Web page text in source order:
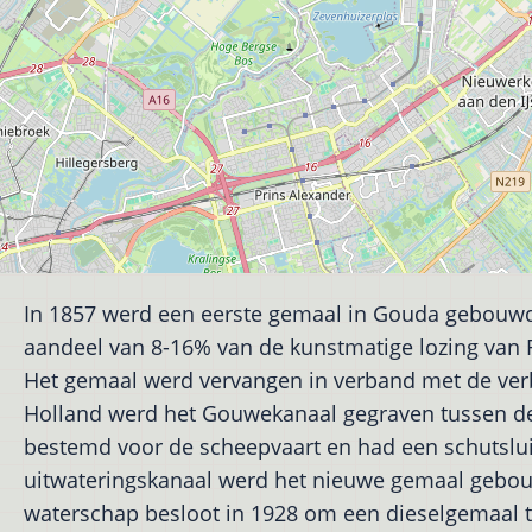
In 1857 werd een eerste gemaal in Gouda
aandeel van 8-16% van de kunstmatige lozing
Het gemaal werd vervangen in verband met de
Holland werd het Gouwekanaal gegraven tussen
bestemd voor de scheepvaart en had een
uitwateringskanaal werd het nieuwe gemaal
waterschap besloot in 1928 om een dieselgemaal